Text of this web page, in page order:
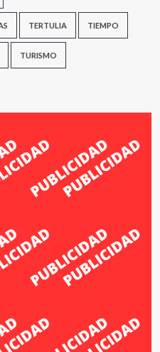
TERTULIA TIEMPO
TURISMO